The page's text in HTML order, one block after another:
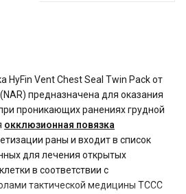
HyFin Vent Chest Seal Twin Pack от
предназначена для оказания
проникающих ранениях грудной
окклюзионная повязка
раны и входит в список
для лечения открытых
в соответствии с
тактической медицины TCCC